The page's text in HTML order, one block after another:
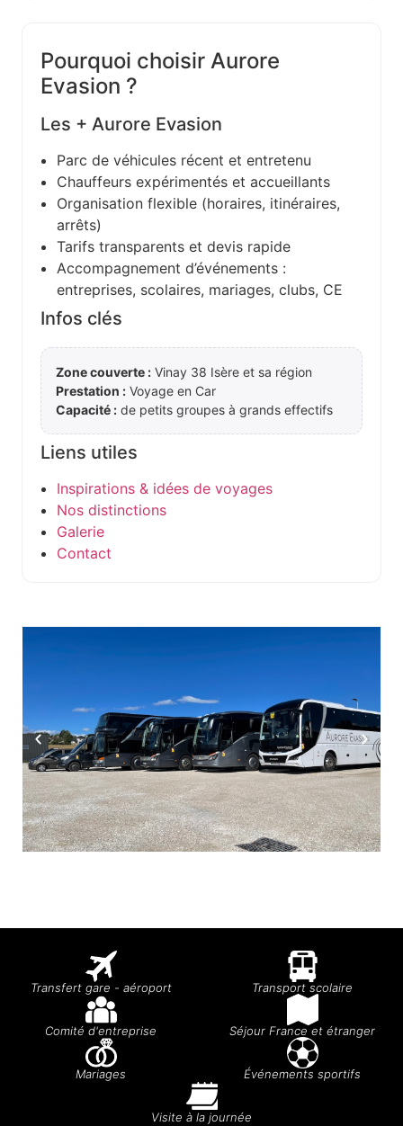
Pourquoi choisir Aurore
Evasion ?
Les + Aurore Evasion
Parc de véhicules récent et entretenu
Chauffeurs expérimentés et accueillants
Organisation flexible (horaires, itinéraires,
arrêts)
Tarifs transparents et devis rapide
Accompagnement d’événements :
entreprises, scolaires, mariages, clubs, CE
Infos clés
Zone couverte : Vinay 38 Isère et sa région
Prestation : Voyage en Car
Capacité : de petits groupes à grands effectifs
Liens utiles
Inspirations & idées de voyages
Nos distinctions
Galerie
Contact
Transfert gare - aéroport Transport scolaire
Comité d'entreprise Séjour France et étranger
Mariages Événements sportifs
Visite à la journée